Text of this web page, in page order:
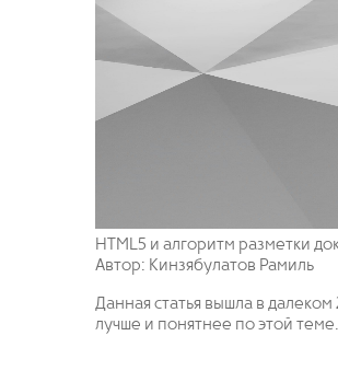
HTML5 и алгоритм разметки
Автор: Кинзябулатов Рамиль
Данная статья вышла в
лучше и понятнее по этой